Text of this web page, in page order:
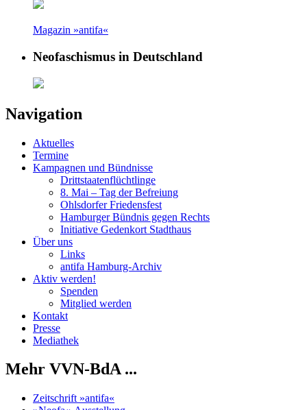
Magazin »antifa«
Neofaschismus in Deutschland
Navigation
Aktuelles
Termine
Kampagnen und Bündnisse
Drittstaatenflüchtlinge
8. Mai – Tag der Befreiung
Ohlsdorfer Friedensfest
Hamburger Bündnis gegen Rechts
Initiative Gedenkort Stadthaus
Über uns
Links
antifa Hamburg-Archiv
Aktiv werden!
Spenden
Mitglied werden
Kontakt
Presse
Mediathek
Mehr VVN-BdA ...
Zeitschrift »antifa«